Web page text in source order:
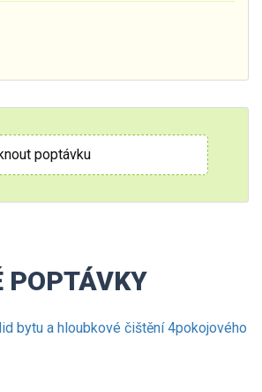
poptávku
POPTÁVKY
bytu a hloubkové čištění 4pokojového